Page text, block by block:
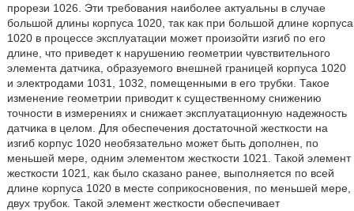
прорези 1026. Эти требования наиболее актуальны в случае
большой длины корпуса 1020, так как при большой длине корпуса
1020 в процессе эксплуатации может произойти изгиб по его
длине, что приведет к нарушению геометрии чувствительного
элемента датчика, образуемого внешней границей корпуса 1020
и электродами 1031, 1032, помещенными в его трубки. Такое
изменение геометрии приводит к существенному снижению
точности в измерениях и снижает эксплуатационную надежность
датчика в целом. Для обеспечения достаточной жесткости на
изгиб корпус 1020 необязательно может быть дополнен, по
меньшей мере, одним элементом жесткости 1021. Такой элемент
жесткости 1021, как было сказано ранее, выполняется по всей
длине корпуса 1020 в месте соприкосновения, по меньшей мере,
двух трубок. Такой элемент жесткости обеспечивает